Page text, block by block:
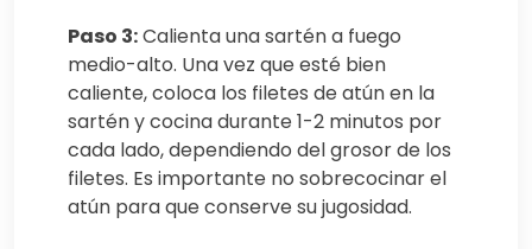
Paso 3:Calienta una sartén a fuego
medio-alto. Una vez que esté bien
caliente, coloca los filetes de atún en la
sartén y cocina durante 1-2 minutos por
cada lado, dependiendo del grosor de los
filetes. Es importante no sobrecocinar el
atún para que conserve su jugosidad.